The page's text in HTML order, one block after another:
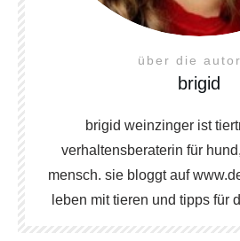
über die
brigid
brigid weinzinger ist
verhaltensberaterin für
mensch. sie bloggt auf
leben mit tieren und tipps für